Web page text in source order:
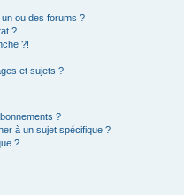
ou des forums ?
?
?!
et sujets ?
?
à un sujet spécifique ?
?